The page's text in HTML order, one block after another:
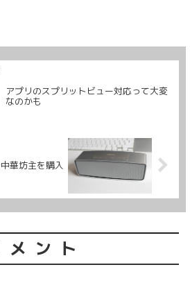
アプリのスプリットビュー対応って大変
なのかも
華坊主を購入
メント